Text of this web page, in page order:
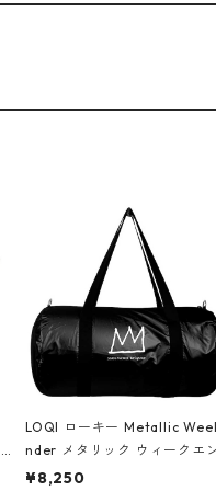
LOQI ローキー Metallic
nder メタリック ウィークエ
ダー ボストンバッグ ショル
¥8,250